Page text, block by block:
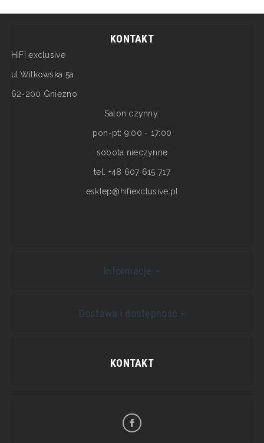
KONTAKT
HiFI exclusive
ul.Witkowska 5a
62-200 Gniezno
Salon czynny:
pon-pt: 9:00 - 17:00
sobota nieczynne
tel. +48 607 615 717
esklep@hifiexclusive.pl
Informacje
Dostawa i dostępność
KONTAKT